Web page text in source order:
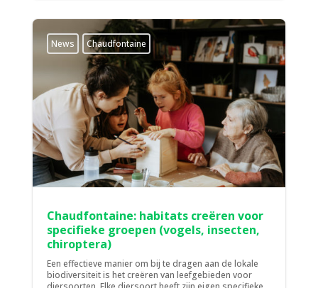
News Chaudfontaine
Chaudfontaine: habitats creëren voor
specifieke groepen (vogels, insecten,
chiroptera)
Een effectieve manier om bij te dragen aan de lokale
biodiversiteit is het creëren van leefgebieden voor